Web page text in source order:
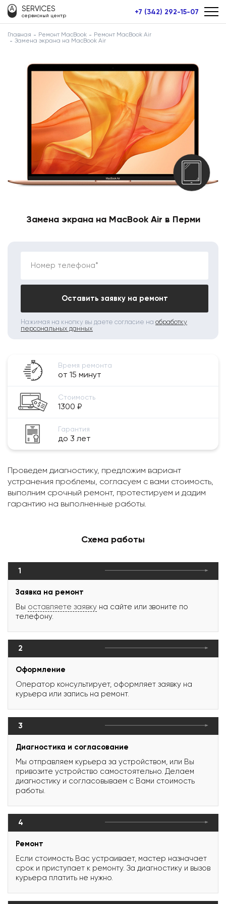
SERVICES
сервисный центр +7 (342) 292-15-07
Главная Ремонт MacBook
Ремонт MacBook Air
Замена экрана на MacBook Air
Замена экрана на MacBook Air в Перми
Номер телефона*
Оставить заявку на ремонт
Нажимая на кнопку вы даете согласие на обработку
персональных данных
Время ремонта
от 15 минут
Стоимость
1300 ₽
Гарантия
до 3 лет
Проведем диагностику, предложим вариант
устранения проблемы, согласуем с вами стоимость,
выполним срочный ремонт, протестируем и дадим
гарантию на выполненные работы.
Схема работы
1
Заявка на ремонт
Вы оставляете заявку на сайте или звоните по
телефону.
2
Оформление
Оператор консультирует, оформляет заявку на
курьера или запись на ремонт.
3
Диагностика и согласование
Мы отправляем курьера за устройством, или Вы
привозите устройство самостоятельно. Делаем
диагностику и согласовываем с Вами стоимость
работы.
4
Ремонт
Если стоимость Вас устраивает, мастер назначает
срок и приступает к ремонту. За диагностику и вызов
курьера платить не нужно.